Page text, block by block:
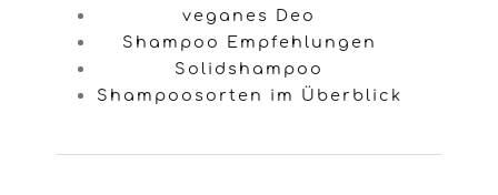
veganes Deo
Shampoo Empfehlungen
Solidshampoo
Shampoosorten im Überblick